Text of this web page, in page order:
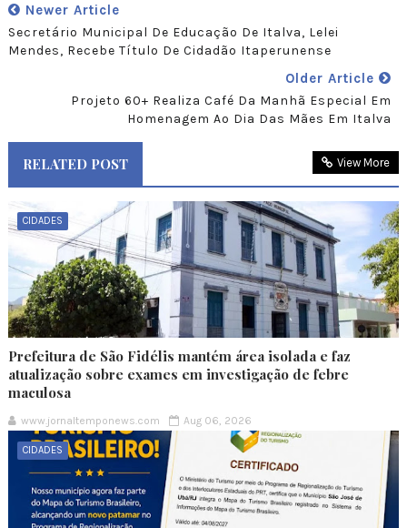
Newer Article
Secretário Municipal De Educação De Italva, Lelei
Mendes, Recebe Título De Cidadão Itaperunense
Older Article
Projeto 60+ Realiza Café Da Manhã Especial Em
Homenagem Ao Dia Das Mães Em Italva
RELATED POST View More
CIDADES
Prefeitura de São Fidélis mantém área isolada e faz
atualização sobre exames em investigação de febre
maculosa
www.jornaltemponews.com Aug 06, 2026
CIDADES